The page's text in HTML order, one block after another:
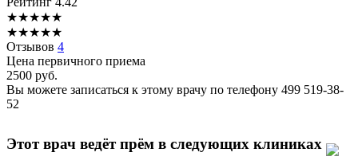
★★★★★
★★★★★
Отзывов 4
Цена первичного приема
2500 руб.
Вы можете записаться к этому врачу по телефону 499 519-38-
52
Этот врач ведёт прём в следующих клиниках